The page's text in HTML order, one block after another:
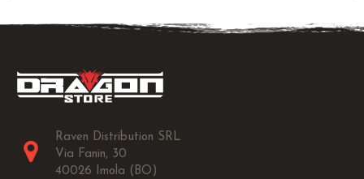
Raven Distribution SRL
Via Fanin, 30
40026 Imola (BO)